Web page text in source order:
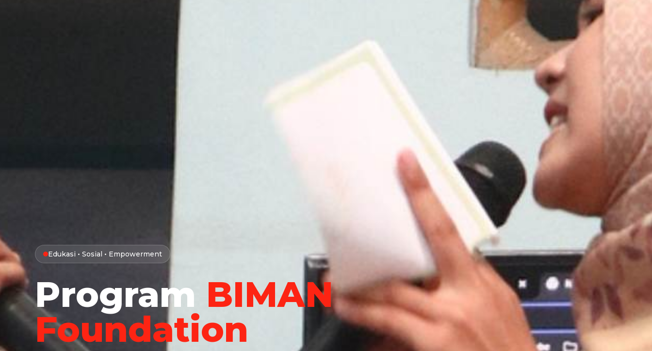
Edukasi • Sosial • Empowerment
Program BIMAN
Foundation